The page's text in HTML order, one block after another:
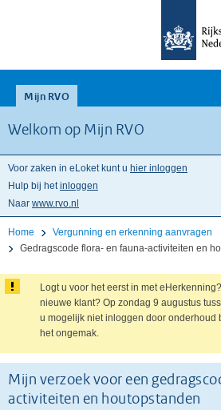
Mijn RVO
Welkom op Mijn RVO
Voor zaken in eLoket kunt u hier inloggen
Hulp bij hetinloggen
Naar www.rvo.nl
Home
Vergunning en erkenning aanvragen
Gedragscode flora- en fauna-activiteiten en
Logt u voor het eerst in met
nieuwe klant? Op zondag 9 augustus
u mogelijk niet inloggen door onderhoud
het ongemak.
Mijn verzoek voor een
activiteiten en houtopstanden